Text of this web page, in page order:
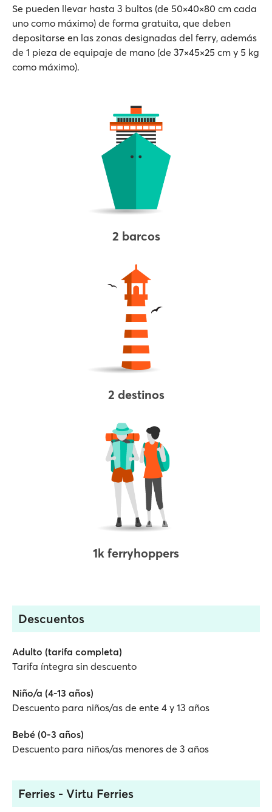
Se pueden llevar hasta 3 bultos (de 50×40×80 cm cada
uno como máximo) de forma gratuita, que deben
depositarse en las zonas designadas del ferry, además
de 1 pieza de equipaje de mano (de 37×45×25 cm y 5 kg
como máximo).
2 barcos
2 destinos
1k ferryhoppers
Descuentos
Adulto (tarifa completa)
Tarifa íntegra sin descuento
Niño/a (4-13 años)
Descuento para niños/as de ente 4 y 13 años
Bebé (0-3 años)
Descuento para niños/as menores de 3 años
Ferries - Virtu Ferries